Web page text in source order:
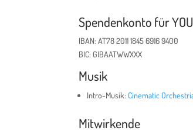
Spendenkonto für
IBAN: AT78 2011 1845 6916 9400
BIC: GIBAATWWXXX
Musik
Intro-Musik: Cinematic
Mitwirkende